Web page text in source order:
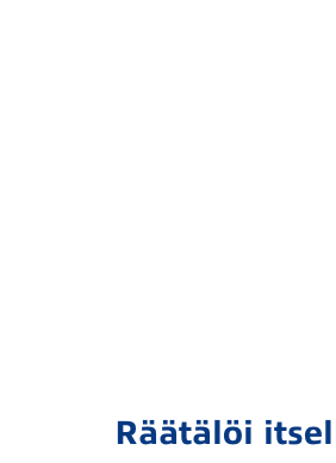
Räätälöi